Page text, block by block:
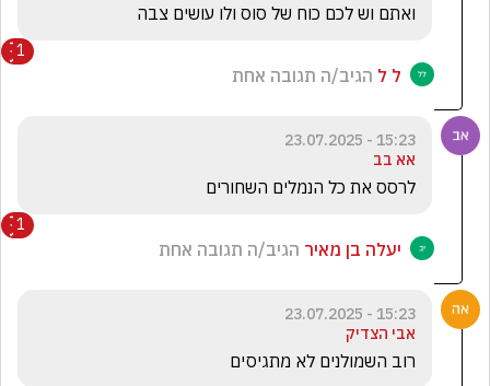
ואתם וש לכם כוח של סוס ולו עושים צבה
1
ל ל הגיב/ה תגובה אחת
15:23 - 23.07.2025
אא בב
לרסס את כל הנמלים השחורים
1
יעלה בן מאיר הגיב/ה תגובה אחת
15:23 - 23.07.2025
אבי הצדיק
רוב השמולנים לא מתגיסים